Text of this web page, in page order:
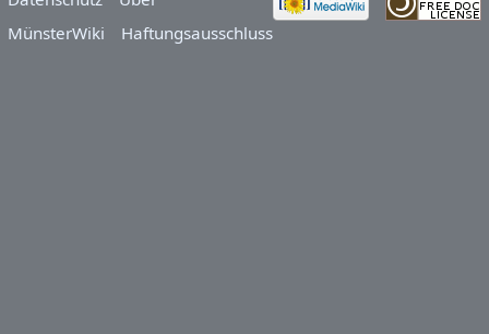
MünsterWiki
Haftungsausschluss